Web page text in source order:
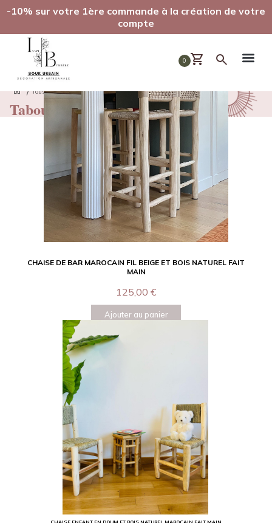
-10% sur votre 1ère commande à la création de votre
compte
0
/ Tous nos produits / Mobilier / Tabouret marocain
Tabouret marocain
CHAISE DE BAR MAROCAIN FIL BEIGE ET BOIS NATUREL FAIT
MAIN
125,00 €
Ajouter au panier
CHAISE ENFANT EN DOUM ET BOIS NATUREL MAROCAIN FAIT MAIN